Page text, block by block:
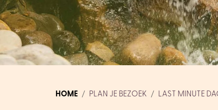
HOME PLAN JE BEZOEK LAST MINUTE